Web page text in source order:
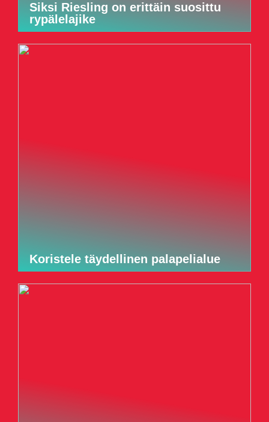
Siksi Riesling on erittäin suosittu
rypälelajike
Koristele täydellinen palapelialue